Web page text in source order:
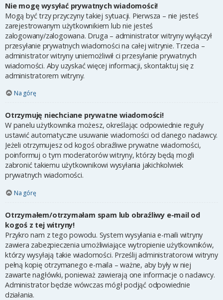
Nie mogę wysyłać prywatnych wiadomości!
Mogą być trzy przyczyny takiej sytuacji. Pierwsza – nie jesteś
zarejestrowanym użytkownikiem lub nie jesteś
zalogowany/zalogowana. Druga – administrator witryny wyłączył
przesyłanie prywatnych wiadomości na całej witrynie. Trzecia –
administrator witryny uniemożliwił ci przesyłanie prywatnych
wiadomości. Aby uzyskać więcej informacji, skontaktuj się z
administratorem witryny.
Na górę
Otrzymuję niechciane prywatne wiadomości!
W panelu użytkownika możesz, określając odpowiednie reguły
ustawić automatyczne usuwanie wiadomości od danego nadawcy.
Jeżeli otrzymujesz od kogoś obraźliwe prywatne wiadomości,
poinformuj o tym moderatorów witryny, którzy będą mogli
zabronić takiemu użytkownikowi wysyłania jakichkolwiek
prywatnych wiadomości.
Na górę
Otrzymałem/otrzymałam spam lub obraźliwy e-mail od
kogoś z tej witryny!
Przykro nam z tego powodu. System wysyłania e-maili witryny
zawiera zabezpieczenia umożliwiające wytropienie użytkowników,
którzy wysyłają takie wiadomości. Prześlij administratorowi witryny
pełną kopię otrzymanego e-maila – ważne, aby były w niej
zawarte nagłówki, ponieważ zawierają one informacje o nadawcy.
Administrator będzie wówczas mógł podjąć odpowiednie
działania.